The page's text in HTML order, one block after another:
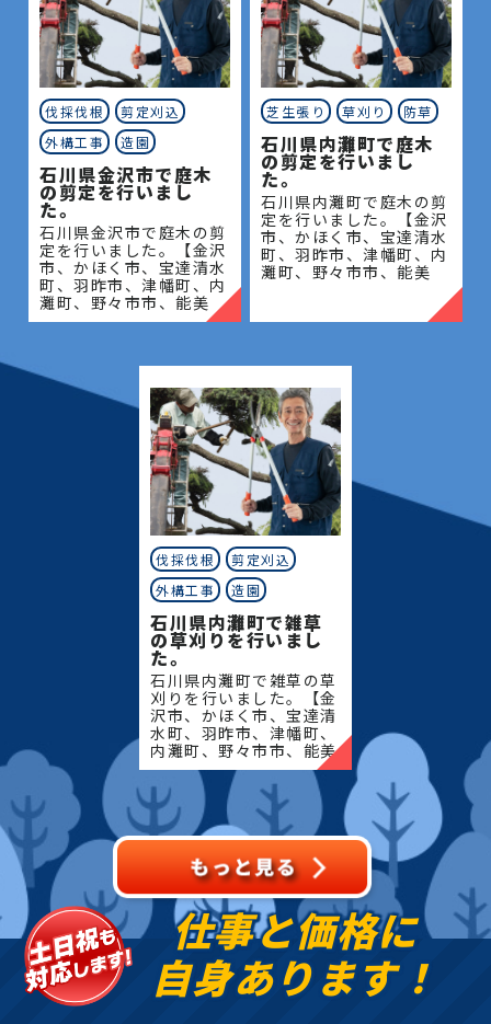
伐採伐根
剪定刈込
外構工事
造園
石川県金沢市で庭木
の剪定を行いまし
た。
石川県金沢市で庭木の剪
定を行いました。【金沢
市、かほく市、宝達清水
町、羽昨市、津幡町、内
灘町、野々市市、能美
市、川北町、小松市、白
島市、能登町、珠州市】
地域密
芝生張り 草刈り 防草
石川県内灘町で庭木
の剪定を行いまし
た。
石川県内灘町で庭木の剪
定を行いました。【金沢
市、かほく市、宝達清水
町、羽昨市、津幡町、内
灘町、野々市市、能美
市、志賀町、穴水町、輪
伐採伐根
剪定刈込
外構工事
造園
石川県内灘町で雑草
の草刈りを行いまし
た。
石川県内灘町で雑草の草
刈りを行いました。【金
沢市、かほく市、宝達清
水町、羽昨市、津幡町、
内灘町、野々市市、能美
市、川北町、小松市、白
山市、中能登町、七尾
市、志賀町、穴水町、輪
島市、能登町、珠州市】
地域
仕事と価格に
自身あります！